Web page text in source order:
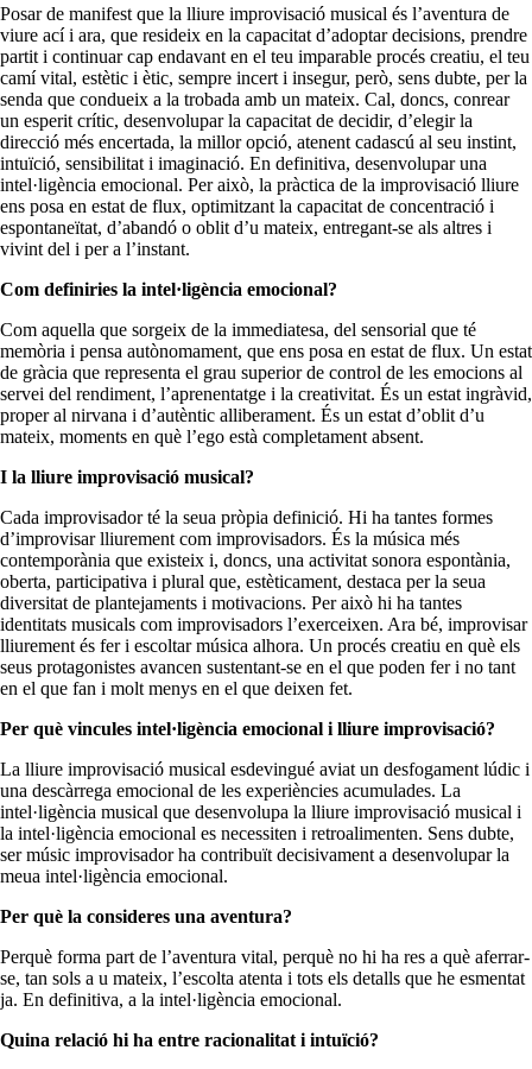
Posar de manifest que la lliure improvisació musical és l’aventura de
viure ací i ara, que resideix en la capacitat d’adoptar decisions, prendre
partit i continuar cap endavant en el teu imparable procés creatiu, el teu
camí vital, estètic i ètic, sempre incert i insegur, però, sens dubte, per la
senda que condueix a la trobada amb un mateix. Cal, doncs, conrear
un esperit crític, desenvolupar la capacitat de decidir, d’elegir la
direcció més encertada, la millor opció, atenent cadascú al seu instint,
intuïció, sensibilitat i imaginació. En definitiva, desenvolupar una
intel·ligència emocional. Per això, la pràctica de la improvisació lliure
ens posa en estat de flux, optimitzant la capacitat de concentració i
espontaneïtat, d’abandó o oblit d’u mateix, entregant-se als altres i
vivint del i per a l’instant.
Com definiries la intel·ligència emocional?
Com aquella que sorgeix de la immediatesa, del sensorial que té
memòria i pensa autònomament, que ens posa en estat de flux. Un estat
de gràcia que representa el grau superior de control de les emocions al
servei del rendiment, l’aprenentatge i la creativitat. És un estat ingràvid,
proper al nirvana i d’autèntic alliberament. És un estat d’oblit d’u
mateix, moments en què l’ego està completament absent.
I la lliure improvisació musical?
Cada improvisador té la seua pròpia definició. Hi ha tantes formes
d’improvisar lliurement com improvisadors. És la música més
contemporània que existeix i, doncs, una activitat sonora espontània,
oberta, participativa i plural que, estèticament, destaca per la seua
diversitat de plantejaments i motivacions. Per això hi ha tantes
identitats musicals com improvisadors l’exerceixen. Ara bé, improvisar
lliurement és fer i escoltar música alhora. Un procés creatiu en què els
seus protagonistes avancen sustentant-se en el que poden fer i no tant
en el que fan i molt menys en el que deixen fet.
Per què vincules intel·ligència emocional i lliure improvisació?
La lliure improvisació musical esdevingué aviat un desfogament lúdic i
una descàrrega emocional de les experiències acumulades. La
intel·ligència musical que desenvolupa la lliure improvisació musical i
la intel·ligència emocional es necessiten i retroalimenten. Sens dubte,
ser músic improvisador ha contribuït decisivament a desenvolupar la
meua intel·ligència emocional.
Per què la consideres una aventura?
Perquè forma part de l’aventura vital, perquè no hi ha res a què aferrar-
se, tan sols a u mateix, l’escolta atenta i tots els detalls que he esmentat
ja. En definitiva, a la intel·ligència emocional.
Quina relació hi ha entre racionalitat i intuïció?